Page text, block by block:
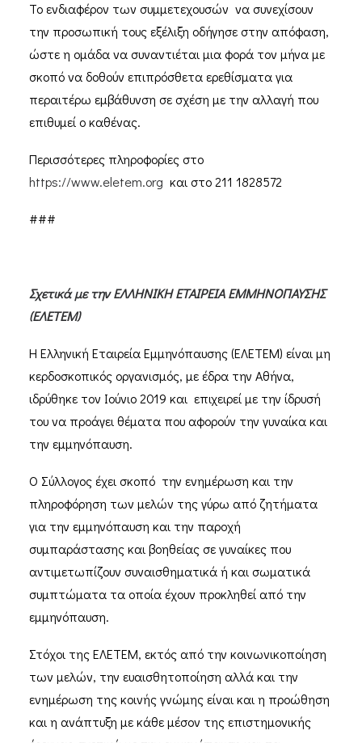
Το ενδιαφέρον των συμμετεχουσών να συνεχίσουν
την προσωπική τους εξέλιξη οδήγησε στην απόφαση,
ώστε η ομάδα να συναντιέται μια φορά τον μήνα με
σκοπό να δοθούν επιπρόσθετα ερεθίσματα για
περαιτέρω εμβάθυνση σε σχέση με την αλλαγή που
επιθυμεί ο καθένας.
Περισσότερες πληροφορίες στο
https://www.eletem.org και στο 211 1828572
###
Σχετικά με την ΕΛΛΗΝΙΚΗ ΕΤΑΙΡΕΙΑ ΕΜΜΗΝΟΠΑΥΣΗΣ
(ΕΛΕΤΕΜ)
Η Ελληνική Εταιρεία Εμμηνόπαυσης (ΕΛΕΤΕΜ) είναι μη
κερδοσκοπικός οργανισμός, με έδρα την Αθήνα,
ιδρύθηκε τον Ιούνιο 2019 και επιχειρεί με την ίδρυσή
του να προάγει θέματα που αφορούν την γυναίκα και
την εμμηνόπαυση.
Ο Σύλλογος έχει σκοπό την ενημέρωση και την
πληροφόρηση των μελών της γύρω από ζητήματα
για την εμμηνόπαυση και την παροχή
συμπαράστασης και βοηθείας σε γυναίκες που
αντιμετωπίζουν συναισθηματικά ή και σωματικά
συμπτώματα τα οποία έχουν προκληθεί από την
εμμηνόπαυση.
Στόχοι της ΕΛΕΤΕΜ, εκτός από την κοινωνικοποίηση
των μελών, την ευαισθητοποίηση αλλά και την
ενημέρωση της κοινής γνώμης είναι και η προώθηση
και η ανάπτυξη με κάθε μέσον της επιστημονικής